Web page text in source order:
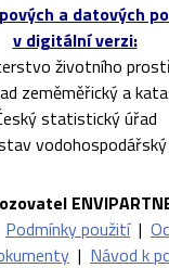
a datových
v digitální verzi:
životního
zeměměřický a
statistický úřad
vodohospodářský
Podmínky použití |
| Návod k